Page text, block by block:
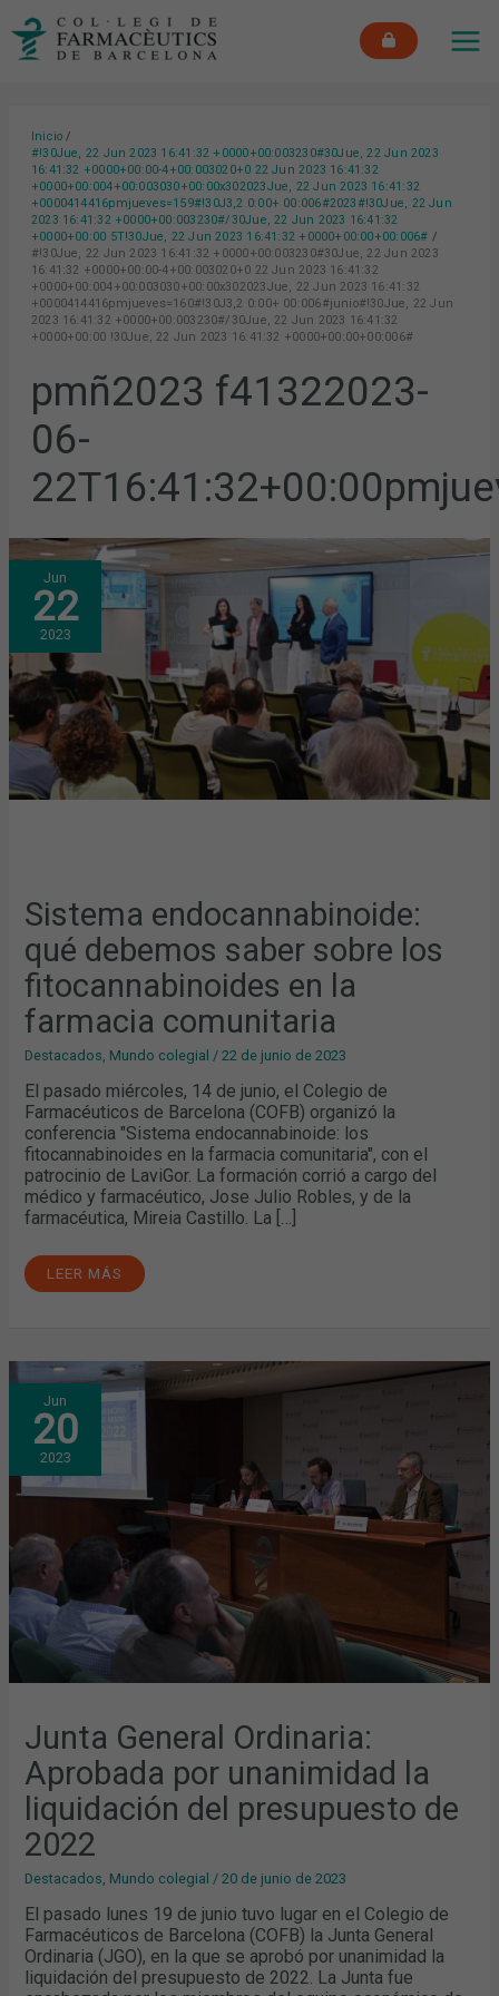
Inicio
#!30Jue, 22 Jun 2023 16:41:32 +0000+00:003230#30Jue, 22 Jun 2023
16:41:32 +0000+00:00-4+00:003020+0 22 Jun 2023 16:41:32
+0000+00:004+00:003030+00:00x302023Jue, 22 Jun 2023 16:41:32
+0000414416pmjueves=159#!30J3,2 0:00+ 00:006#2023#!30Jue, 22 Jun
2023 16:41:32 +0000+00:003230#/30Jue, 22 Jun 2023 16:41:32
+0000+00:00 5T!30Jue, 22 Jun 2023 16:41:32 +0000+00:00+00:006#
#!30Jue, 22 Jun 2023 16:41:32 +0000+00:003230#30Jue, 22 Jun 2023
16:41:32 +0000+00:00-4+00:003020+0 22 Jun 2023 16:41:32
+0000+00:004+00:003030+00:00x302023Jue, 22 Jun 2023 16:41:32
+0000414416pmjueves=160#!30J3,2 0:00+ 00:006#junio#!30Jue, 22 Jun
2023 16:41:32 +0000+00:003230#/30Jue, 22 Jun 2023 16:41:32
+0000+00:00 !30Jue, 22 Jun 2023 16:41:32 +0000+00:00+00:006#
pmñ2023 f41322023-
06-
Jun
22
2023
Sistema endocannabinoide:
qué debemos saber sobre los
fitocannabinoides en la
farmacia comunitaria
Destacados, Mundo colegial /22 de junio de 2023
El pasado miércoles, 14 de junio, el Colegio de
Farmacéuticos de Barcelona (COFB) organizó la
conferencia "Sistema endocannabinoide: los
fitocannabinoides en la farmacia comunitaria", con el
patrocinio de LaviGor. La formación corrió a cargo del
médico y farmacéutico, Jose Julio Robles, y de la
farmacéutica, Mireia Castillo. La […]
SISTEMA
ENDOCANNABINOIDE:
QUÉ
DEBEMOS
SABER
SOBRE
LOS
FITOCANNABINOIDES
EN
LA
FARMACIA
COMUNITARIA
LEER MÁS
Jun
20
2023
Junta General Ordinaria:
Aprobada por unanimidad la
liquidación del presupuesto de
2022
Destacados, Mundo colegial /20 de junio de 2023
El pasado lunes 19 de junio tuvo lugar en el Colegio de
Farmacéuticos de Barcelona (COFB) la Junta General
Ordinaria (JGO), en la que se aprobó por unanimidad la
liquidación del presupuesto de 2022. La Junta fue
JUNTA
GENERAL
ORDINARIA:
APROBADA
POR
UNANIMIDAD
LA
LIQUIDACIÓN
PRESUPUESTO
DE
2022